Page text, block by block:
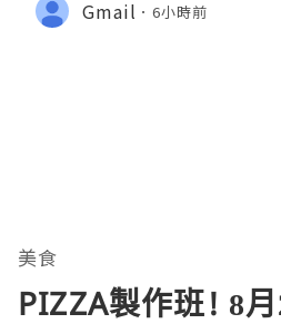
Gmail 6小時前
美食
PIZZA製作班! 8